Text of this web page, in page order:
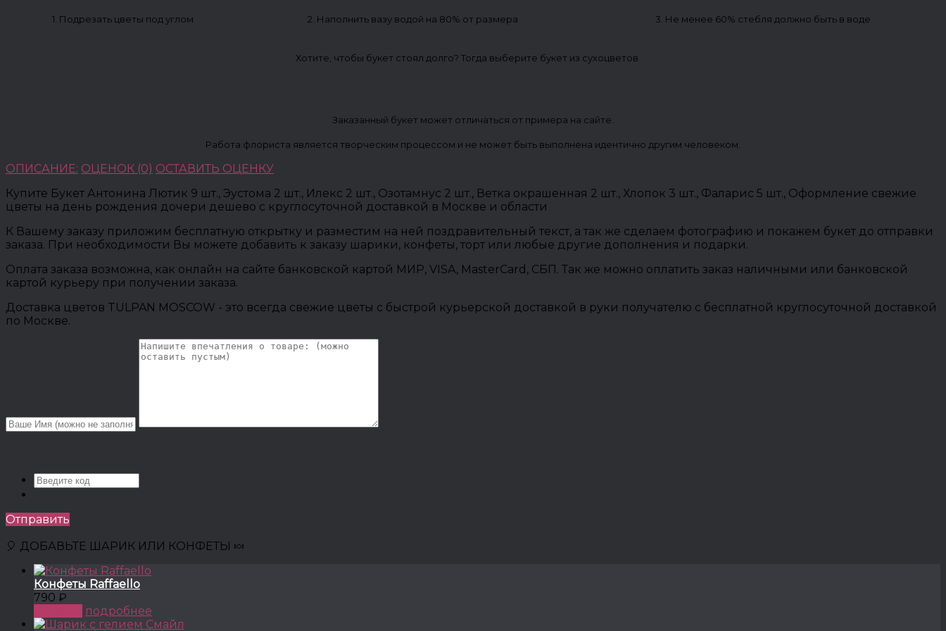
1. Подрезать цветы под углом 2. Наполнить вазу водой на 80% от размера 3. Не менее 60% стебля должно быть в воде
Хотите, чтобы букет стоял долго? Тогда выберите букет из сухоцветов
Заказанный букет может отличаться от примера на сайте.
Работа флориста является творческим процессом и не может быть выполнена идентично другим человеком.
ОПИСАНИЕ: ОЦЕНОК (0) ОСТАВИТЬ ОЦЕНКУ
Купите Букет Антонина Лютик 9 шт., Эустома 2 шт., Илекс 2 шт., Озотамнус 2 шт., Ветка окрашенная 2 шт., Хлопок 3 шт., Фаларис 5 шт., Оформление свежие
цветы на день рождения дочери дешево с круглосуточной доставкой в Москве и области
К Вашему заказу приложим бесплатную открытку и разместим на ней поздравительный текст, а так же сделаем фотографию и покажем букет до отправки
заказа. При необходимости Вы можете добавить к заказу шарики, конфеты, торт или любые другие дополнения и подарки.
Оплата заказа возможна, как онлайн на сайте банковской картой МИР, VISA, MasterCard, СБП. Так же можно оплатить заказ наличными или банковской
картой курьеру при получении заказа.
Доставка цветов TULPAN MOSCOW - это всегда свежие цветы с быстрой курьерской доставкой в руки получателю с бесплатной круглосуточной доставкой
по Москве.
Отправить
🎈 ДОБАВЬТЕ ШАРИК ИЛИ КОНФЕТЫ 🍬
Конфеты Raffaello
790 ₽
подробнее